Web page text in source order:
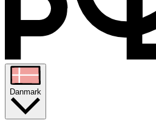
Danmark